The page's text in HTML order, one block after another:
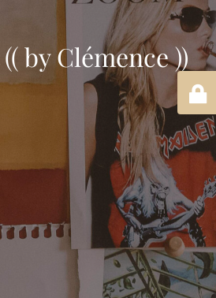
by Clémence ))